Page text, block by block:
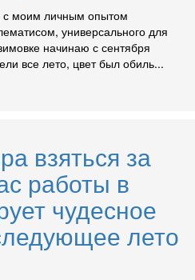
с моим личным опытом
универсального для
начинаю с сентября
все лето, цвет был обиль...
взяться за
работы в
чудесное
лето